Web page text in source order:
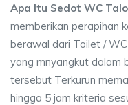
Apa Itu Sedot WC
memberikan perapihan
berawal dari Toilet /
yang mnyangkut dalam
tersebut Terkurun
hingga 5 jam kriteria